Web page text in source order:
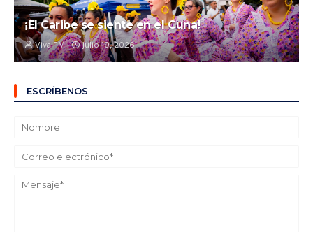
¡El Caribe se siente en el Cuna!
Viva FM julio 19, 2026
ESCRÍBENOS